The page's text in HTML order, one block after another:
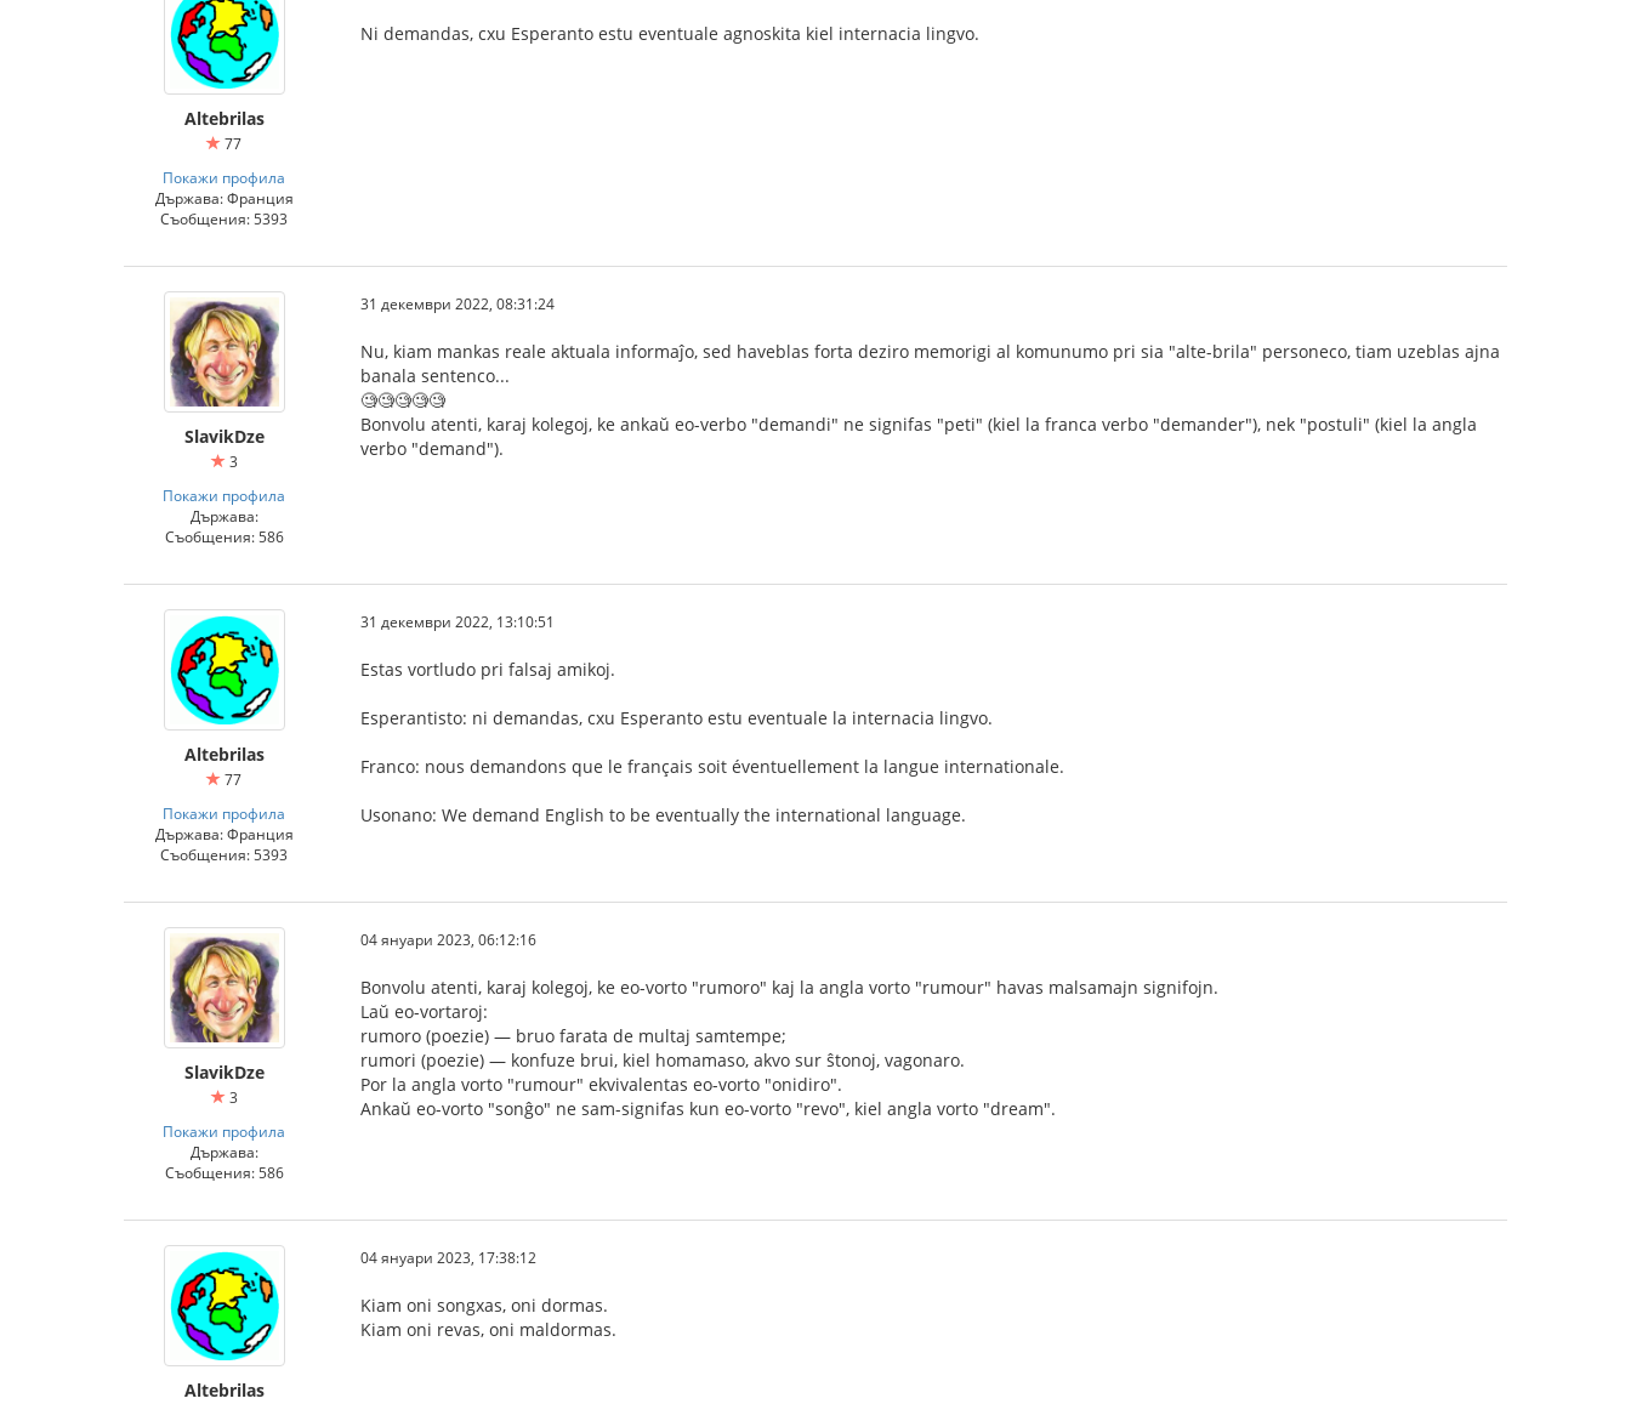
Altebrilas
77
Покажи профила
Държава: Франция
Съобщения: 5393
Ni demandas, cxu Esperanto estu eventuale agnoskita kiel internacia lingvo.
SlavikDze
3
Покажи профила
Държава:
Съобщения: 586
31 декември 2022, 08:31:24
Nu, kiam mankas reale aktuala informaĵo, sed haveblas forta deziro memorigi al komunumo pri sia "alte-brila" personeco, tiam uzeblas ajna
banala sentenco...
🧐🧐🧐🧐🧐
Bonvolu atenti, karaj kolegoj, ke ankaŭ eo-verbo "demandi" ne signifas "peti" (kiel la franca verbo "demander"), nek "postuli" (kiel la angla
verbo "demand").
Altebrilas
77
Покажи профила
Държава: Франция
Съобщения: 5393
31 декември 2022, 13:10:51
Estas vortludo pri falsaj amikoj.
Esperantisto: ni demandas, cxu Esperanto estu eventuale la internacia lingvo.
Franco: nous demandons que le français soit éventuellement la langue internationale.
Usonano: We demand English to be eventually the international language.
SlavikDze
3
Покажи профила
Държава:
Съобщения: 586
04 януари 2023, 06:12:16
Bonvolu atenti, karaj kolegoj, ke eo-vorto "rumoro" kaj la angla vorto "rumour" havas malsamajn signifojn.
Laŭ eo-vortaroj:
rumoro (poezie) — bruo farata de multaj samtempe;
rumori (poezie) — konfuze brui, kiel homamaso, akvo sur ŝtonoj, vagonaro.
Por la angla vorto "rumour" ekvivalentas eo-vorto "onidiro".
Ankaŭ eo-vorto "sonĝo" ne sam-signifas kun eo-vorto "revo", kiel angla vorto "dream".
Altebrilas
04 януари 2023, 17:38:12
Kiam oni songxas, oni dormas.
Kiam oni revas, oni maldormas.